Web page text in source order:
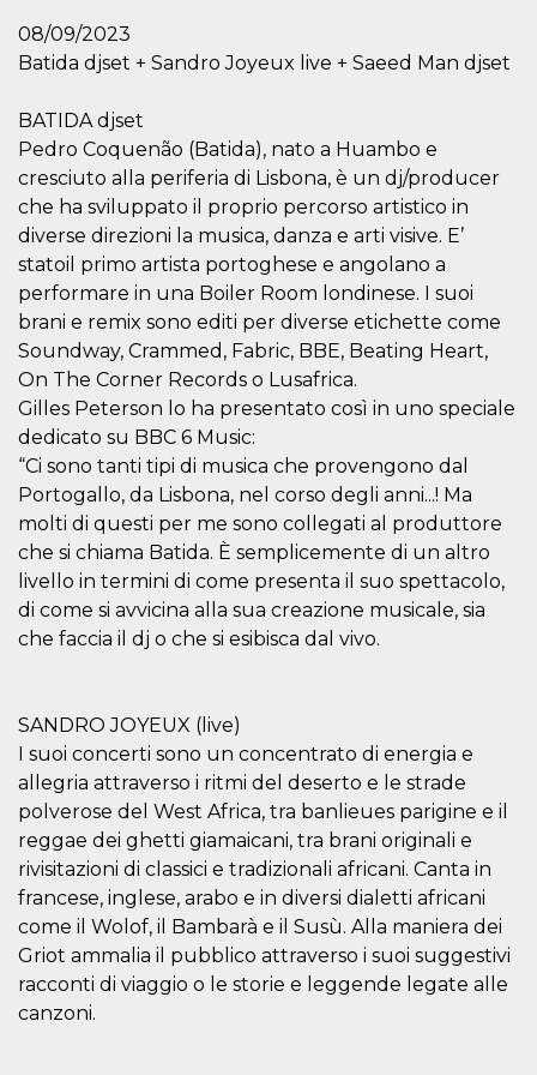
08/09/2023
Batida djset + Sandro Joyeux live + Saeed Man djset
BATIDA djset
Pedro Coquenão (Batida), nato a Huambo e
cresciuto alla periferia di Lisbona, è un dj/producer
che ha sviluppato il proprio percorso artistico in
diverse direzioni la musica, danza e arti visive. E’
statoil primo artista portoghese e angolano a
performare in una Boiler Room londinese. I suoi
brani e remix sono editi per diverse etichette come
Soundway, Crammed, Fabric, BBE, Beating Heart,
On The Corner Records o Lusafrica.
Gilles Peterson lo ha presentato così in uno speciale
dedicato su BBC 6 Music:
“Ci sono tanti tipi di musica che provengono dal
Portogallo, da Lisbona, nel corso degli anni...! Ma
molti di questi per me sono collegati al produttore
che si chiama Batida. È semplicemente di un altro
livello in termini di come presenta il suo spettacolo,
di come si avvicina alla sua creazione musicale, sia
che faccia il dj o che si esibisca dal vivo.
SANDRO JOYEUX (live)
I suoi concerti sono un concentrato di energia e
allegria attraverso i ritmi del deserto e le strade
polverose del West Africa, tra banlieues parigine e il
reggae dei ghetti giamaicani, tra brani originali e
rivisitazioni di classici e tradizionali africani. Canta in
francese, inglese, arabo e in diversi dialetti africani
come il Wolof, il Bambarà e il Susù. Alla maniera dei
Griot ammalia il pubblico attraverso i suoi suggestivi
racconti di viaggio o le storie e leggende legate alle
canzoni.
contra visitantes
wordpress_test_cookie
Inc.
.oooh.events
con Wordpress.
Comprueba si el
navegador tiene
habilitadas las
cookies
PHPSESSID
PHP.net
oooh.events
Sesión
generada por
aplicaciones
basadas en el
lenguaje PHP.
identificador de
utiliza para
mantener las
sesión del
usuario.
Normalmente es
un número
generado al
que se usa
puede ser
específico del
sitio, pero un
buen ejemplo es
m.stripe.com
1 año 1 mes
Esta cookie se
utiliza
generalmente
para el
rendimiento y la
optimización de
los servicios de
procesamiento
de pagos,
facilitando el
almacenamiento
de contenidos
en el navegador
para hacer que
las páginas se
carguen más